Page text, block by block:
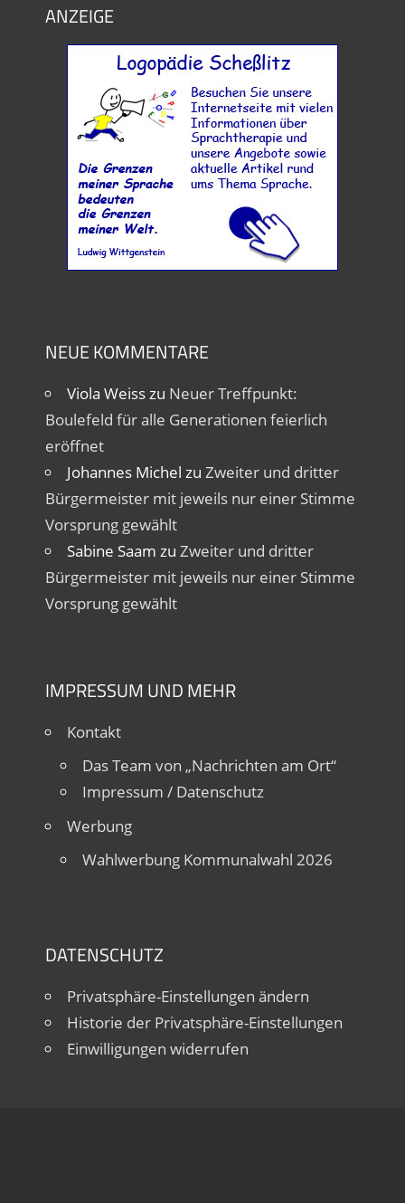
ANZEIGE
NEUE KOMMENTARE
Viola Weisszu Neuer Treffpunkt:
Boulefeld für alle Generationen feierlich
eröffnet
Johannes Michel zu Zweiter und dritter
Bürgermeister mit jeweils nur einer Stimme
Vorsprung gewählt
Sabine Saam zu Zweiter und dritter
Bürgermeister mit jeweils nur einer Stimme
Vorsprung gewählt
IMPRESSUM UND MEHR
Kontakt
Das Team von „Nachrichten am Ort“
Impressum / Datenschutz
Werbung
Wahlwerbung Kommunalwahl 2026
DATENSCHUTZ
Privatsphäre-Einstellungen ändern
Historie der Privatsphäre-Einstellungen
Einwilligungen widerrufen